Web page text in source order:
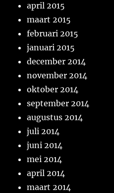
april 2015
maart 2015
februari 2015
januari 2015
december 2014
november 2014
oktober 2014
september 2014
augustus 2014
juli 2014
juni 2014
mei 2014
april 2014
maart 2014